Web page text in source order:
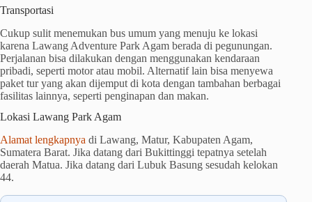
Transportasi
Cukup sulit menemukan bus umum yang menuju ke lokasi
karena Lawang Adventure Park Agam berada di pegunungan.
Perjalanan bisa dilakukan dengan menggunakan kendaraan
pribadi, seperti motor atau mobil. Alternatif lain bisa menyewa
paket tur yang akan dijemput di kota dengan tambahan berbagai
fasilitas lainnya, seperti penginapan dan makan.
Lokasi Lawang Park Agam
Alamat lengkapnya di Lawang, Matur, Kabupaten Agam,
Sumatera Barat. Jika datang dari Bukittinggi tepatnya setelah
daerah Matua. Jika datang dari Lubuk Basung sesudah kelokan
44.